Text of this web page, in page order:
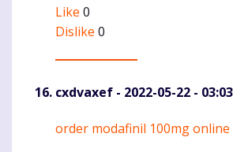
Like 0
Dislike 0
cxdvaxef - 2022-05-22 - 03:03
Komentaras
order modafinil 100mg online